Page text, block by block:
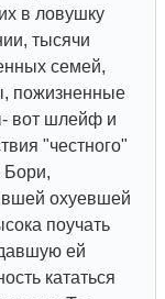
в ловушку
тысячи
семей,
пожизненные
вот шлейф и
"честного"
Бори,
охуевшей
поучать
ей
кататься